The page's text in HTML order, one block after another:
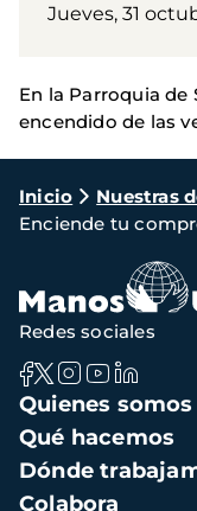
Jueves, 31
En la Parroquia de
encendido de las
Ruta
de
navegación
Inicio
Nuestras
Enciende tu
Navegación
principal
Quienes somos
Qué hacemos
Dónde
Colabora
Redes sociales